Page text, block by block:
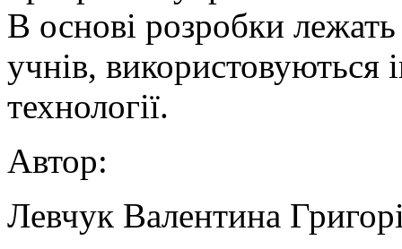
В основі розробки лежать
учнів, використовуються
технології.
Автор:
Левчук Валентина